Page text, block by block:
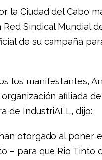
la Ciudad del Cabo
Sindical Mundial
de su campaña
los manifestantes,
afiliada
de IndustriALL, dijo:
otorgado al poner
– para que Rio Tinto